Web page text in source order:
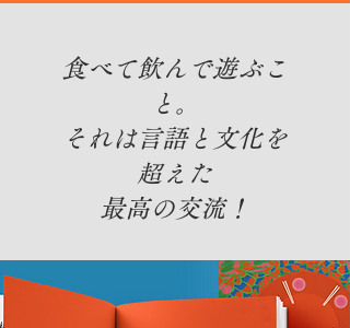
食べて飲んで遊ぶこ
と。
それは言語と文化を
超えた
最高の交流！